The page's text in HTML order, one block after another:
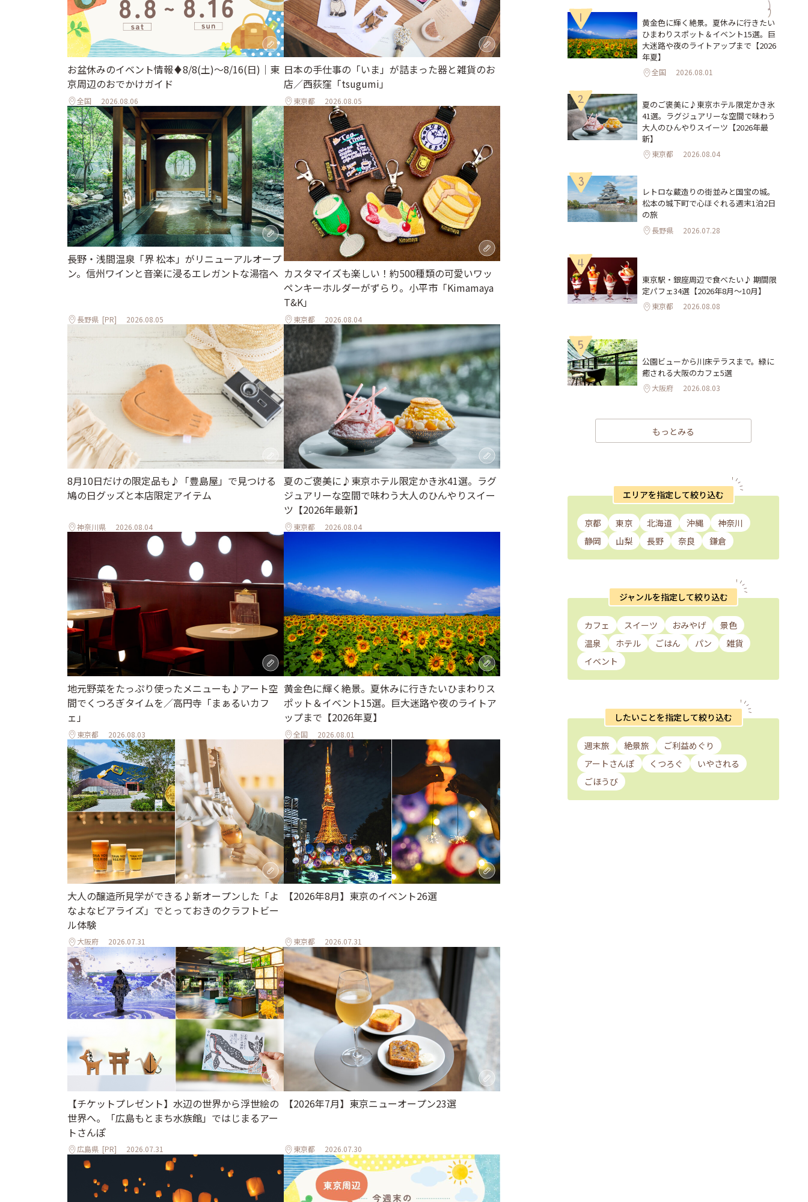
お盆休みのイベント情報♦︎8/8(土)〜8/16(日)｜東
京周辺のおでかけガイド
全国 2026.08.06
日本の手仕事の「いま」が詰まった器と雑貨のお
店／西荻窪「tsugumi」
東京都 2026.08.05
長野・浅間温泉「界 松本」がリニューアルオープ
ン。信州ワインと音楽に浸るエレガントな湯宿へ
長野県 [PR] 2026.08.05
カスタマイズも楽しい！約500種類の可愛いワッ
ペンキーホルダーがずらり。小平市「Kimamaya
T&K」
東京都 2026.08.04
8月10日だけの限定品も♪「豊島屋」で見つける
鳩の日グッズと本店限定アイテム
神奈川県 2026.08.04
夏のご褒美に♪東京ホテル限定かき氷41選。ラグ
ジュアリーな空間で味わう大人のひんやりスイー
ツ【2026年最新】
東京都 2026.08.04
地元野菜をたっぷり使ったメニューも♪アート空
間でくつろぎタイムを／高円寺「まぁるいカフ
ェ」
東京都 2026.08.03
黄金色に輝く絶景。夏休みに行きたいひまわりス
ポット＆イベント15選。巨大迷路や夜のライトア
ップまで【2026年夏】
全国 2026.08.01
大人の醸造所見学ができる♪新オープンした「よ
なよなビアライズ」でとっておきのクラフトビー
ル体験
大阪府 2026.07.31
【2026年8月】東京のイベント26選
東京都 2026.07.31
【チケットプレゼント】水辺の世界から浮世絵の
世界へ。「広島もとまち水族館」ではじまるアー
トさんぽ
広島県 [PR] 2026.07.31
【2026年7月】東京ニューオープン23選
東京都 2026.07.30
1
黄金色に輝く絶景。夏休みに行きたい
ひまわりスポット＆イベント15選。巨
大迷路や夜のライトアップまで【2026
年夏】
全国 2026.08.01
2
夏のご褒美に♪東京ホテル限定かき氷
41選。ラグジュアリーな空間で味わう
大人のひんやりスイーツ【2026年最
新】
東京都 2026.08.04
3
レトロな蔵造りの街並みと国宝の城。
松本の城下町で心ほぐれる週末1泊2日
の旅
長野県 2026.07.28
4
東京駅・銀座周辺で食べたい♪ 期間限
定パフェ34選【2026年8月～10月】
東京都 2026.08.08
5
公園ビューから川床テラスまで。緑に
癒される大阪のカフェ5選
大阪府 2026.08.03
もっとみる
エリアを指定して絞り込む
京都 東京 北海道 沖縄
神奈川
静岡
山梨 長野 奈良 鎌倉
ジャンルを指定して絞り込む
カフェ スイーツ おみやげ
景色
温泉
ホテル ごはん パン
雑貨
イベント
したいことを指定して絞り込む
週末旅 絶景旅
ご利益めぐり
アートさんぽ
くつろぐ
いやされる
ごほうび